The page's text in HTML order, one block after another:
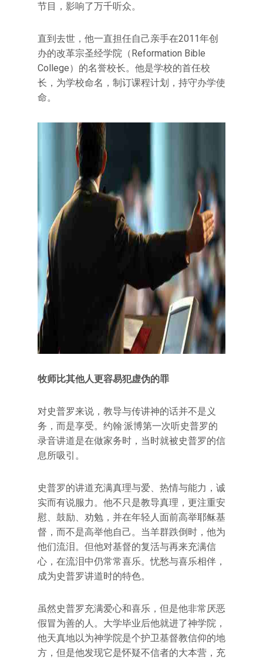
节目，影响了万千听众。
直到去世，他一直担任自己亲手在2011年创
办的改革宗圣经学院（Reformation Bible
College）的名誉校长。他是学校的首任校
长，为学校命名，制订课程计划，持守办学使
命。
牧师比其他人更容易犯虚伪的罪
对史普罗来说，教导与传讲神的话并不是义
务，而是享受。约翰·派博第一次听史普罗的
录音讲道是在做家务时，当时就被史普罗的信
息所吸引。
史普罗的讲道充满真理与爱、热情与能力，诚
实而有说服力。他不只是教导真理，更注重安
慰、鼓励、劝勉，并在年轻人面前高举耶稣基
督，而不是高举他自己。当羊群跌倒时，他为
他们流泪。但他对基督的复活与再来充满信
心，在流泪中仍常常喜乐。忧愁与喜乐相伴，
成为史普罗讲道时的特色。
虽然史普罗充满爱心和喜乐，但是他非常厌恶
假冒为善的人。大学毕业后他就进了神学院，
他天真地以为神学院是个护卫基督教信仰的地
方，但是他发现它是怀疑不信者的大本营，充